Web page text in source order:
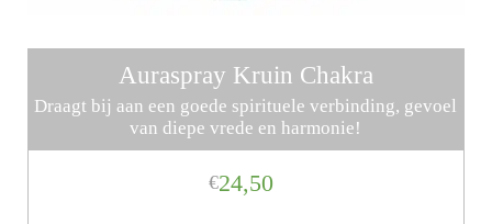
Auraspray Kruin Chakra
Draagt bij aan een goede spirituele verbinding, gevoel
van diepe vrede en harmonie!
€24,50